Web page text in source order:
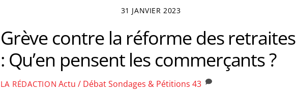
31 JANVIER 2023
Grève contre la réforme des retraites
: Qu’en pensent les commerçants ?
LA RÉDACTION Actu / Débat Sondages & Pétitions 43